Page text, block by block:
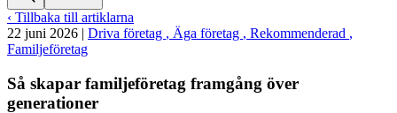
‹ Tillbaka till artiklarna
22 juni 2026 | Driva företag , Äga företag , Rekommenderad ,
Familjeföretag
Så skapar familjeföretag framgång över
generationer